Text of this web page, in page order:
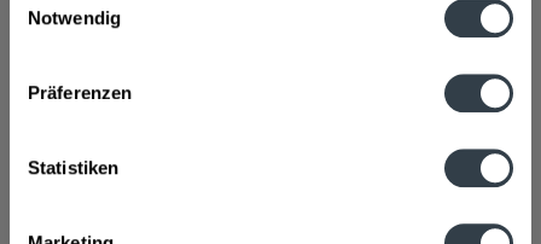
Notwendig
Präferenzen
Statistiken
Brennwert 36 kcal /153 kJ Fett davon gesättigte Fettsäuren
Ähnliche Artikel
Kunden kauften auch
Kunden haben sich ebenfalls angesehen